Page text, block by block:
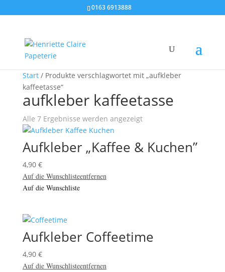
0163 6913888
Start/ Produkte verschlagwortet mit „aufkleber
kaffeetasse“
aufkleber kaffeetasse
Alle 7 Ergebnisse werden angezeigt
Aufkleber „Kaffee & Kuchen”
4,90 €
Auf die Wunschlisteentfernen
Auf die Wunschliste
Aufkleber Coffeetime
4,90 €
Auf die Wunschlisteentfernen